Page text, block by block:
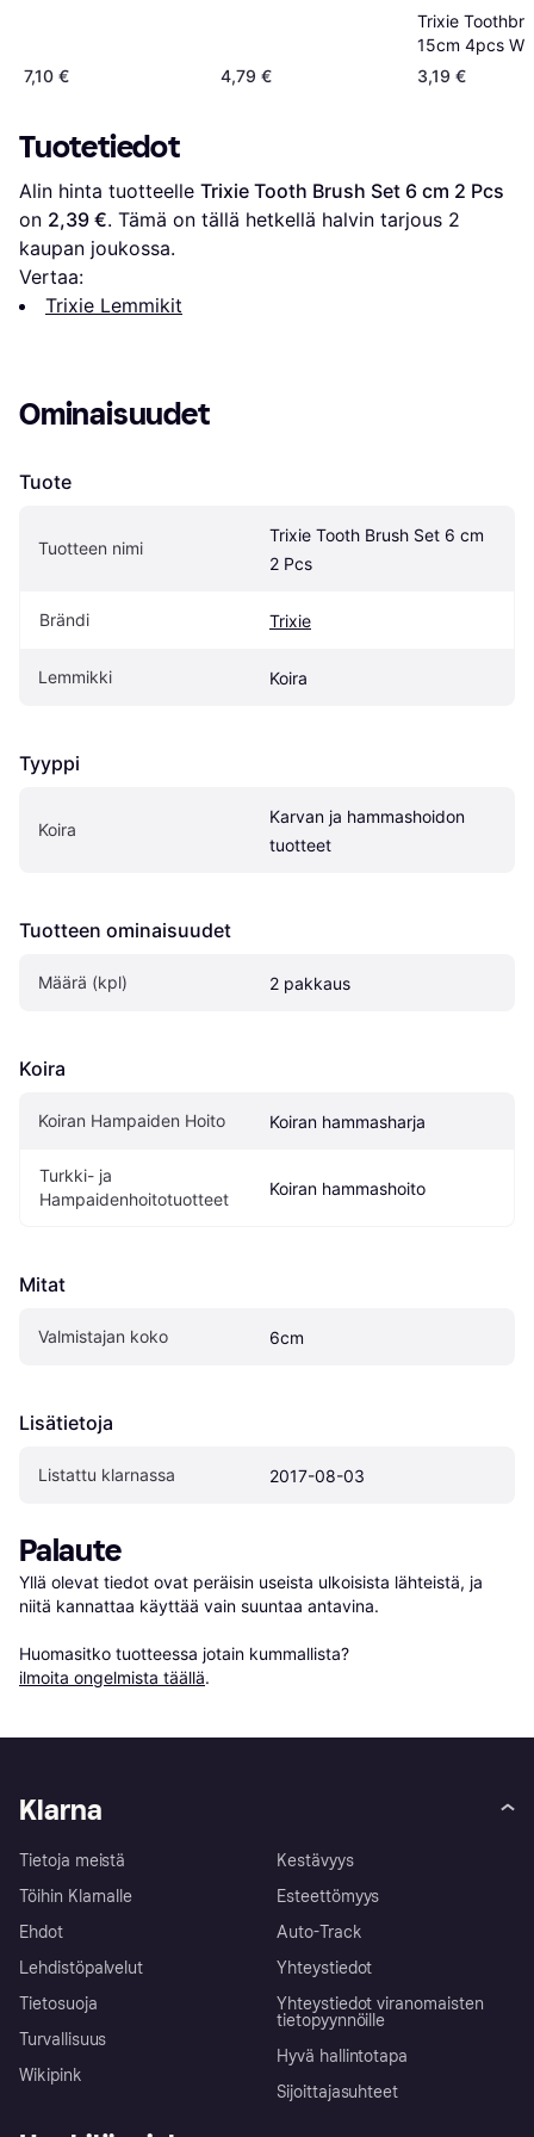
7,10 € 4,79 €
Trixie
15cm 4pcs
3,19 €
Tuotetiedot
Alin hinta tuotteelle Trixie Tooth Brush Set 6 cm 2 Pcs
on 2,39 €. Tämä on tällä hetkellä halvin tarjous 2
kaupan joukossa.
Vertaa:
Trixie Lemmikit
Ominaisuudet
Tuote
Tuotteen nimi
Trixie Tooth Brush Set 6 cm
2 Pcs
Brändi Trixie
Lemmikki Koira
Tyyppi
Koira
Karvan ja hammashoidon
tuotteet
Tuotteen ominaisuudet
Määrä (kpl) 2 pakkaus
Koira
Koiran Hampaiden Hoito Koiran hammasharja
Turkki- ja
Hampaidenhoitotuotteet
Koiran hammashoito
Mitat
Valmistajan koko 6cm
Lisätietoja
Listattu klarnassa 2017-08-03
Palaute
Yllä olevat tiedot ovat peräisin useista ulkoisista lähteistä, ja
niitä kannattaa käyttää vain suuntaa antavina.
Huomasitko tuotteessa jotain kummallista?
ilmoita ongelmista täällä.
Klarna
Tietoja meistä
Töihin Klarnalle
Ehdot
Lehdistöpalvelut
Tietosuoja
Turvallisuus
Wikipink
Kestävyys
Esteettömyys
Auto-Track
Yhteystiedot
Yhteystiedot viranomaisten
tietopyynnöille
Hyvä hallintotapa
Sijoittajasuhteet